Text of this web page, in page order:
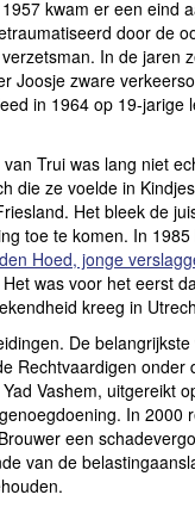
kwam er een eind
door de
In de jaren
Joosje zware
in 1964 op 19-jarige
Trui was lang niet
die ze voelde in
Het bleek de
toe te komen. In
Hoed, jonge
Het was voor het eerst
kreeg in
De
Rechtvaardigen onder
Vashem, uitgereikt
In 2000
een
van de